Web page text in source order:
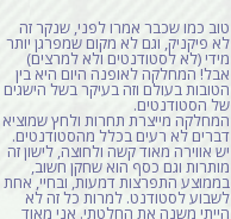
טוב כמו שכבר אמרו לפני, שנקר זה
לא פיקניק, וגם לא מקום שמפרגן יותר
מידי (לא לסטודנטים ולא למרצים)
אבל! המחלקה לאופנה היום היא בין
הטובות בעולם וזה בעיקר בשל הישגים
של הסטודנטים.
המחלקה מייצרת תחרות ולחץ שמוציא
דברים לא רעים בכלל מהסטודנטים.
יש אווירה מאוד קשה ולחוצה, לישון זה
מותרות וגם כסף הוא שחקן חשוב,
בממוצע התפרצות דמעות, ובחיי, אחת
לשבוע לסטודנט. למרות כל זה לא
הייתי משנה את החלטתי. אני מאוד